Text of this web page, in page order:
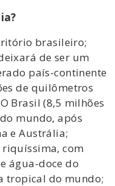
brasileiro;
de ser um
país-continente
de quilômetros
Brasil (8,5 milhões
mundo, após
e Austrália;
com
água-doce do
tropical do mundo;